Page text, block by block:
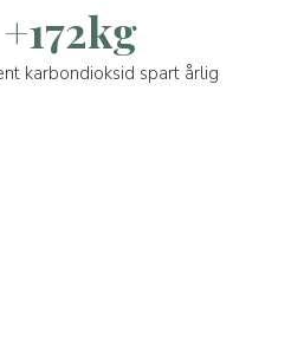
+172kg
karbondioksid spart årlig